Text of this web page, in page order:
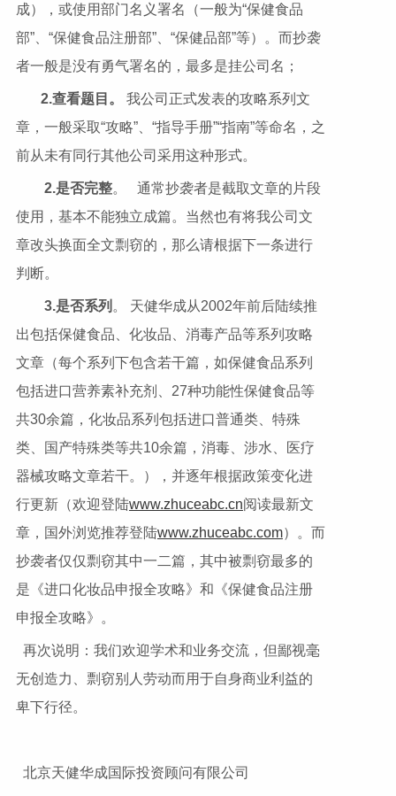
成），或使用部门名义署名（一般为“保健食品
部”、“保健食品注册部”、“保健品部”等）。而抄袭
者一般是没有勇气署名的，最多是挂公司名；
2.查看题目。 我公司正式发表的攻略系列文
章，一般采取“攻略”、“指导手册”“指南”等命名，之
前从未有同行其他公司采用这种形式。
2.是否完整。 通常抄袭者是截取文章的片段
使用，基本不能独立成篇。当然也有将我公司文
章改头换面全文剽窃的，那么请根据下一条进行
判断。
3.是否系列 。 天健华成从2002年前后陆续推
出包括保健食品、化妆品、消毒产品等系列攻略
文章（每个系列下包含若干篇，如保健食品系列
包括进口营养素补充剂、27种功能性保健食品等
共30余篇，化妆品系列包括进口普通类、特殊
类、国产特殊类等共10余篇，消毒、涉水、医疗
器械攻略文章若干。），并逐年根据政策变化进
行更新（欢迎登陆www.zhuceabc.cn阅读最新文
章，国外浏览推荐登陆www.zhuceabc.com）。而
抄袭者仅仅剽窃其中一二篇，其中被剽窃最多的
是《进口化妆品申报全攻略》和《保健食品注册
申报全攻略》。
再次说明：我们欢迎学术和业务交流，但鄙视毫
无创造力、剽窃别人劳动而用于自身商业利益的
卑下行径。
北京天健华成国际投资顾问有限公司